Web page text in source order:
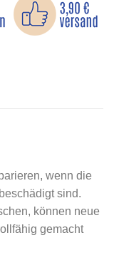
wenn die
sind.
können neue
gemacht